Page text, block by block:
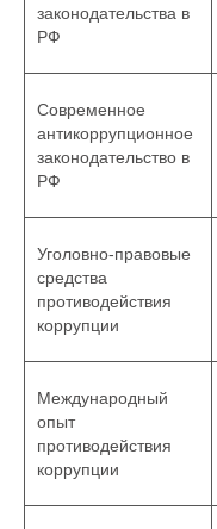
законодательства в
РФ
Современное
антикоррупционное
законодательство в
РФ
Уголовно-правовые
средства
противодействия
коррупции
Международный
опыт
противодействия
коррупции